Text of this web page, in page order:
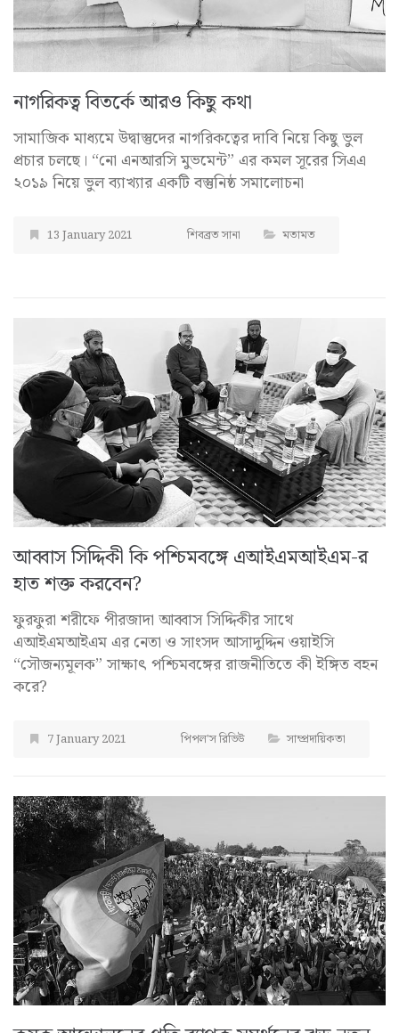
নাগরিকত্ব বিতর্কে আরও কিছু কথা
সামাজিক মাধ্যমে উদ্বাস্তুদের নাগরিকত্বের দাবি নিয়ে কিছু ভুল
প্রচার চলছে। “নো এনআরসি মুভমেন্ট” এর কমল সূরের সিএএ
২০১৯ নিয়ে ভুল ব্যাখ্যার একটি বস্তুনিষ্ঠ সমালোচনা
13 January 2021 শিবব্রত সানা মতামত
আব্বাস সিদ্দিকী কি পশ্চিমবঙ্গে এআইএমআইএম-র
হাত শক্ত করবেন?
ফুরফুরা শরীফে পীরজাদা আব্বাস সিদ্দিকীর সাথে
এআইএমআইএম এর নেতা ও সাংসদ আসাদুদ্দিন ওয়াইসি
“সৌজন্যমূলক” সাক্ষাৎ পশ্চিমবঙ্গের রাজনীতিতে কী ইঙ্গিত বহন
করে?
7 January 2021 পিপল'স রিভিউ সাম্প্রদায়িকতা